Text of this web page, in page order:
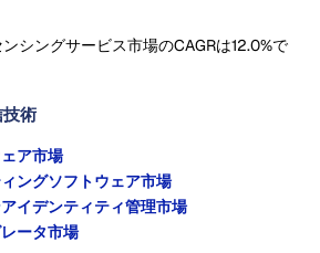
シングサービス市場のCAGRは12.0%で
術
ア市場
ングソフトウェア市場
イデンティティ管理市場
ータ市場